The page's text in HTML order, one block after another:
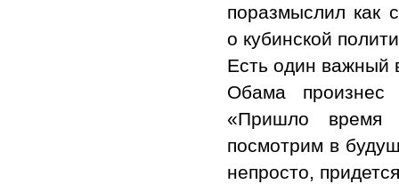
поразмыслил как
о кубинской
Есть один важный
Обама
«Пришло время
посмотрим в
непросто,